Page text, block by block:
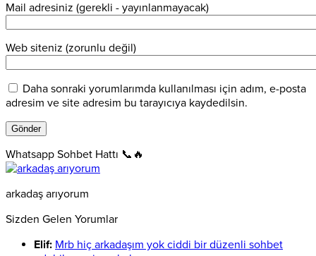
Mail adresiniz (gerekli - yayınlanmayacak)
Web siteniz (zorunlu değil)
Daha sonraki yorumlarımda kullanılması için adım, e-posta
adresim ve site adresim bu tarayıcıya kaydedilsin.
Whatsapp Sohbet Hattı 📞🔥
arkadaş arıyorum
Sizden Gelen Yorumlar
Elif: Mrb hiç arkadaşım yok ciddi bir düzenli sohbet